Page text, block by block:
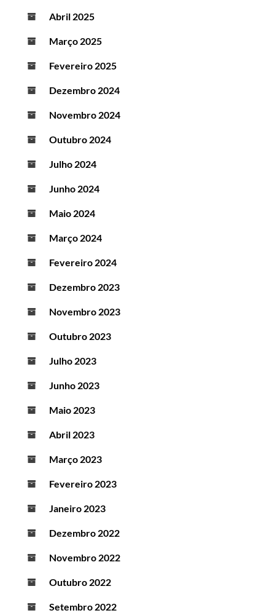
Abril 2025
Março 2025
Fevereiro 2025
Dezembro 2024
Novembro 2024
Outubro 2024
Julho 2024
Junho 2024
Maio 2024
Março 2024
Fevereiro 2024
Dezembro 2023
Novembro 2023
Outubro 2023
Julho 2023
Junho 2023
Maio 2023
Abril 2023
Março 2023
Fevereiro 2023
Janeiro 2023
Dezembro 2022
Novembro 2022
Outubro 2022
Setembro 2022